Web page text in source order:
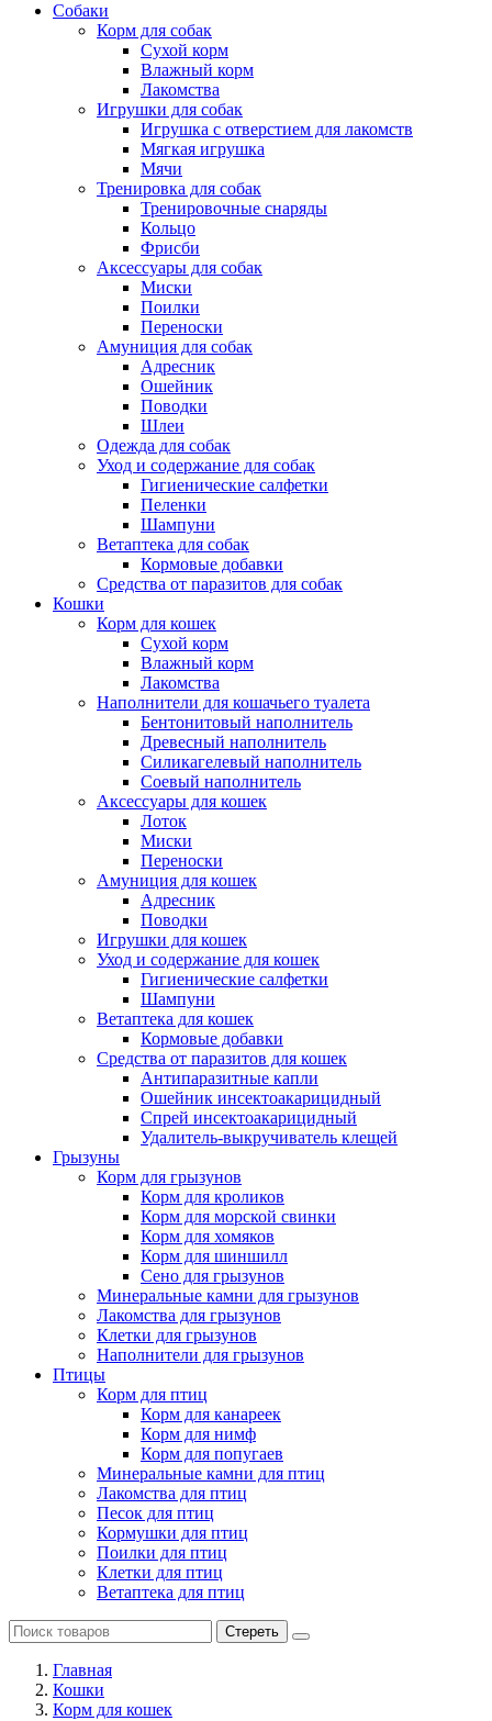
Собаки
Корм для собак
Сухой корм
Влажный корм
Лакомства
Игрушки для собак
Игрушка с отверстием для лакомств
Мягкая игрушка
Мячи
Тренировка для собак
Тренировочные снаряды
Кольцо
Фрисби
Аксессуары для собак
Миски
Поилки
Переноски
Амуниция для собак
Адресник
Ошейник
Поводки
Шлеи
Одежда для собак
Уход и содержание для собак
Гигиенические салфетки
Пеленки
Шампуни
Ветаптека для собак
Кормовые добавки
Средства от паразитов для собак
Кошки
Корм для кошек
Сухой корм
Влажный корм
Лакомства
Наполнители для кошачьего туалета
Бентонитовый наполнитель
Древесный наполнитель
Силикагелевый наполнитель
Соевый наполнитель
Аксессуары для кошек
Лоток
Миски
Переноски
Амуниция для кошек
Адресник
Поводки
Игрушки для кошек
Уход и содержание для кошек
Гигиенические салфетки
Шампуни
Ветаптека для кошек
Кормовые добавки
Средства от паразитов для кошек
Антипаразитные капли
Ошейник инсектоакарицидный
Спрей инсектоакарицидный
Удалитель-выкручиватель клещей
Грызуны
Корм для грызунов
Корм для кроликов
Корм для морской свинки
Корм для хомяков
Корм для шиншилл
Сено для грызунов
Минеральные камни для грызунов
Лакомства для грызунов
Клетки для грызунов
Наполнители для грызунов
Птицы
Корм для птиц
Корм для канареек
Корм для нимф
Корм для попугаев
Минеральные камни для птиц
Лакомства для птиц
Песок для птиц
Кормушки для птиц
Поилки для птиц
Клетки для птиц
Ветаптека для птиц
Стереть
Главная
Кошки
Корм для кошек